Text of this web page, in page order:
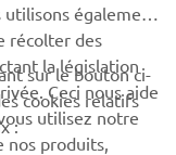
utilisons également
récolter des
la législation
Ceci nous aide
utilisez notre
nos produits,
sur le bouton ci-
cookies relatifs
: